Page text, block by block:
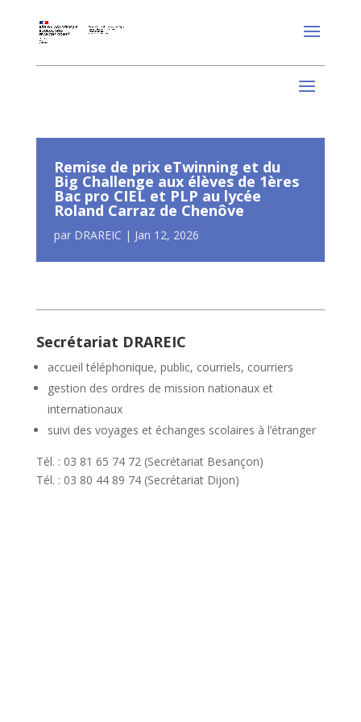
Remise de prix eTwinning et du
Big Challenge aux élèves de 1ères
Bac pro CIEL et PLP au lycée
Roland Carraz de Chenôve
par DRAREIC | Jan 12, 2026
Secrétariat DRAREIC
accueil téléphonique, public, courriels, courriers
gestion des ordres de mission nationaux et
internationaux
suivi des voyages et échanges scolaires à l’étranger
Tél. : 03 81 65 74 72 (Secrétariat Besançon)
Tél. : 03 80 44 89 74 (Secrétariat Dijon)